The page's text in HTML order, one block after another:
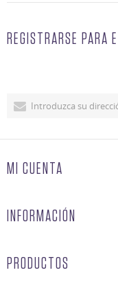
REGISTRARSE PARA
MI CUENTA
INFORMACIÓN
PRODUCTOS